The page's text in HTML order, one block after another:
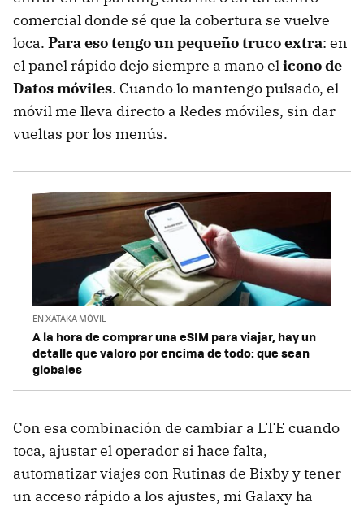
comercial donde sé que la cobertura se vuelve
loca. Para eso tengo un pequeño truco extra: en
el panel rápido dejo siempre a mano elicono de
Datos móviles. Cuando lo mantengo pulsado, el
móvil me lleva directo a Redes móviles, sin dar
vueltas por los menús.
EN XATAKA MÓVIL
A la hora de comprar una eSIM para viajar, hay un
detalle que valoro por encima de todo: que sean
globales
Con esa combinación de cambiar a LTE cuando
toca, ajustar el operador si hace falta,
automatizar viajes con Rutinas de Bixby y tener
un acceso rápido a los ajustes, mi Galaxy ha